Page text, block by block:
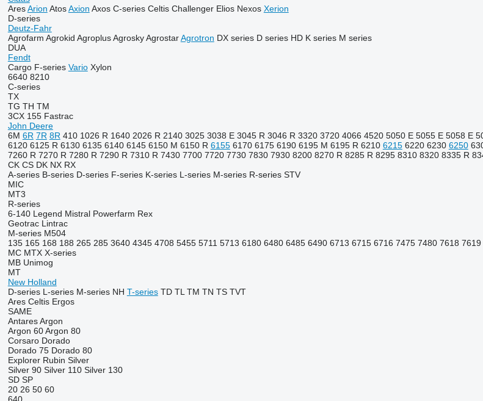
Ares Arion Atos Axion Axos C-series Celtis Challenger Elios Nexos Xerion
D-series
Deutz-Fahr
Agrofarm Agrokid Agroplus Agrosky Agrostar Agrotron DX series D series HD K series M series
DUA
Fendt
Cargo F-series Vario Xylon
6640 8210
C-series
TX
TG TH TM
3CX 155 Fastrac
John Deere
6M 6R 7R 8R 410 1026 R 1640 2026 R 2140 3025 3038 E 3045 R 3046 R 3320 3720 4066 4520 5050 E 5055 E 5058 E
6120 6125 R 6130 6135 6140 6145 6150 M 6150 R 6155 6170 6175 6190 6195 M 6195 R 6210 6215 6220 6230 6250
7260 R 7270 R 7280 R 7290 R 7310 R 7430 7700 7720 7730 7830 7930 8200 8270 R 8285 R 8295 8310 8320 8335 R
CK CS DK NX RX
A-series B-series D-series F-series K-series L-series M-series R-series STV
MIC
MT3
R-series
6-140 Legend Mistral Powerfarm Rex
Geotrac Lintrac
M-series M504
135 165 168 188 265 285 3640 4345 4708 5455 5711 5713 6180 6480 6485 6490 6713 6715 6716 7475 7480 7618 7619
MC MTX X-series
MB Unimog
MT
New Holland
D-series L-series M-series NH T-series TD TL TM TN TS TVT
Ares Celtis Ergos
SAME
Antares Argon
Argon 60 Argon 80
Corsaro Dorado
Dorado 75 Dorado 80
Explorer Rubin Silver
Silver 90 Silver 110 Silver 130
SD SP
20 26 50 60